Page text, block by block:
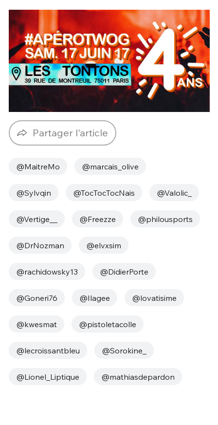
Partager l'article
@MaitreMo @marcais_olive
@Sylvqin @TocTocTocNais @Valolic_
@Vertige__ @Freezze @philousports
@DrNozman @elvxsim
@rachidowsky13 @DidierPorte
@Goneri76 @Ilagee @lovatisime
@kwesmat @pistoletacolle
@lecroissantbleu @Sorokine_
@Lionel_Liptique @mathiasdepardon